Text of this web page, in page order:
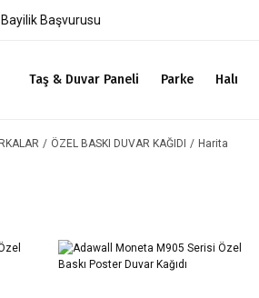
Bayilik Başvurusu
Taş & Duvar Paneli Parke Halı
ÖZEL BASKI DUVAR KAĞIDI Harita